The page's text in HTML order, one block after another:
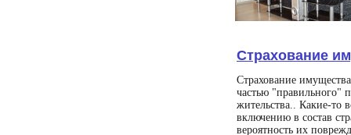
Страхование
Страхование
частью "правильного"
жительства.. Какие-то
включению в состав
вероятность их